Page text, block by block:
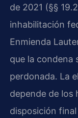
de 2021 (§§
inhabilitación
Enmienda
que la condena
perdonada. La
depende de los
disposición